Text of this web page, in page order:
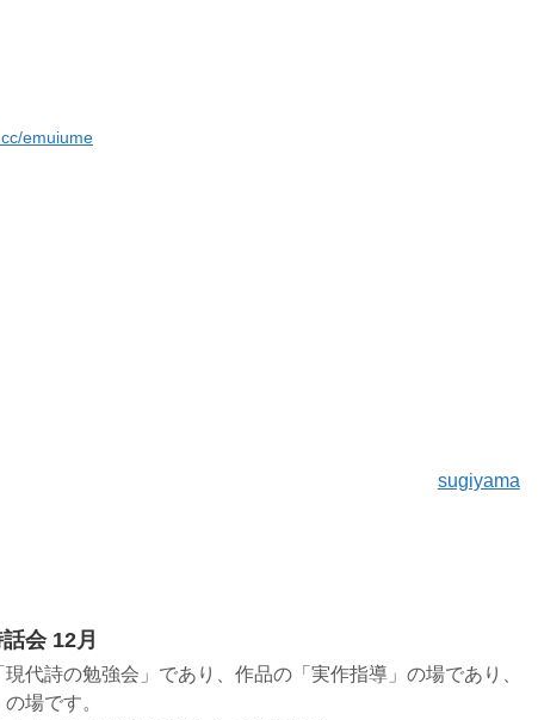
emuiume
sugiyama
会 12月
代詩の勉強会」であり、作品の「実作指導」の場であり、
場です。